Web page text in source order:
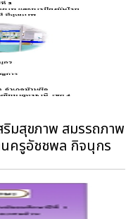
ริมสุขภาพ สมรรถภาพ
นครูอัชชพล กิจนุกร